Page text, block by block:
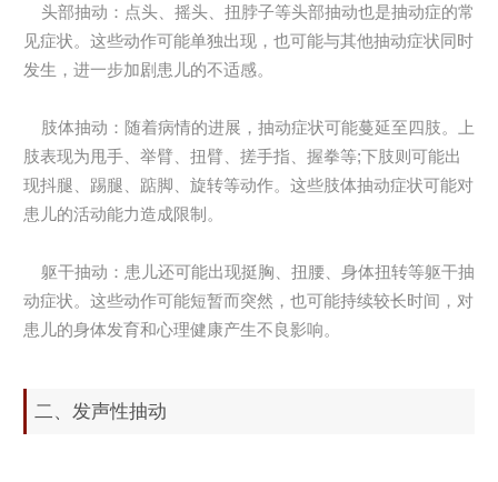
头部抽动：点头、摇头、扭脖子等头部抽动也是抽动症的常
见症状。这些动作可能单独出现，也可能与其他抽动症状同时
发生，进一步加剧患儿的不适感。
肢体抽动：随着病情的进展，抽动症状可能蔓延至四肢。上
肢表现为甩手、举臂、扭臂、搓手指、握拳等;下肢则可能出
现抖腿、踢腿、踮脚、旋转等动作。这些肢体抽动症状可能对
患儿的活动能力造成限制。
躯干抽动：患儿还可能出现挺胸、扭腰、身体扭转等躯干抽
动症状。这些动作可能短暂而突然，也可能持续较长时间，对
患儿的身体发育和心理健康产生不良影响。
二、发声性抽动